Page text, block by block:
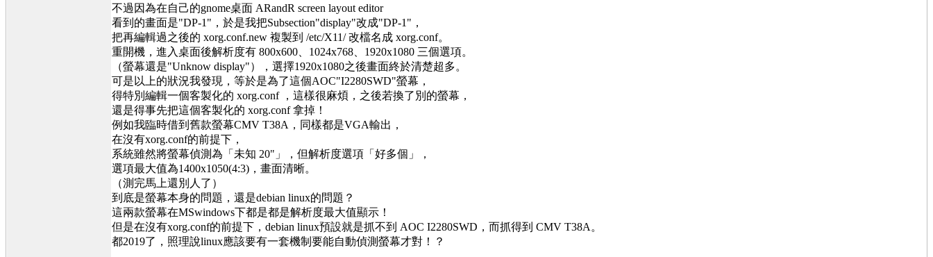
不過因為在自己的gnome桌面 ARandR screen layout editor
看到的畫面是"DP-1"，於是我把Subsection"display"改成"DP-1"，
把再編輯過之後的 xorg.conf.new 複製到 /etc/X11/ 改檔名成 xorg.conf。
重開機，進入桌面後解析度有 800x600、1024x768、1920x1080 三個選項。
（螢幕還是"Unknow display"），選擇1920x1080之後畫面終於清楚超多。
可是以上的狀況我發現，等於是為了這個AOC"I2280SWD"螢幕，
得特別編輯一個客製化的 xorg.conf ，這樣很麻煩，之後若換了別的螢幕，
還是得事先把這個客製化的 xorg.conf 拿掉！
例如我臨時借到舊款螢幕CMV T38A，同樣都是VGA輸出，
在沒有xorg.conf的前提下，
系統雖然將螢幕偵測為「未知 20"」，但解析度選項「好多個」，
選項最大值為1400x1050(4:3)，畫面清晰。
（測完馬上還別人了）
到底是螢幕本身的問題，還是debian linux的問題？
這兩款螢幕在MSwindows下都是都是解析度最大值顯示！
但是在沒有xorg.conf的前提下，debian linux預設就是抓不到 AOC I2280SWD，而抓得到 CMV T38A。
都2019了，照理說linux應該要有一套機制要能自動偵測螢幕才對！？